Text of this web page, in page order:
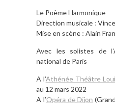
Le Poème Harmonique
Direction musicale :
Mise en scène : Alain
Avec les solistes de
national de Paris
A l’Athénée Théâtre
au 12 mars 2022
A l’Opéra de Dijon